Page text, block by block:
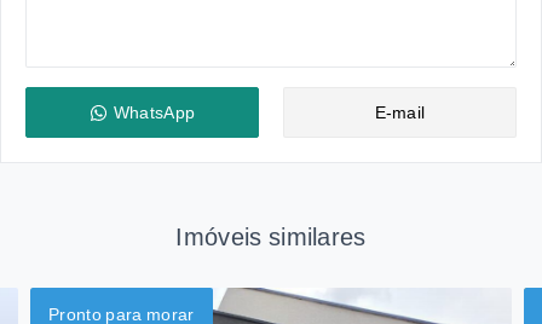
WhatsApp E-mail
Imóveis similares
Pronto para morar